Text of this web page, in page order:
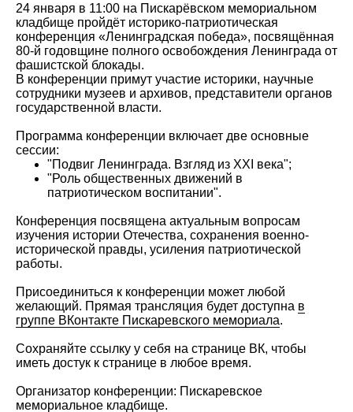
24 января в 11:00 на Пискарёвском мемориальном
кладбище пройдёт историко-патриотическая
конференция «Ленинградская победа», посвящённая
80-й годовщине полного освобождения Ленинграда от
фашистской блокады.
В конференции примут участие историки, научные
сотрудники музеев и архивов, представители органов
государственной власти.
Программа конференции включает две основные
сессии:
"Подвиг Ленинграда. Взгляд из ХХI века";
"Роль общественных движений в
патриотическом воспитании".
Конференция посвящена актуальным вопросам
изучения истории Отечества, сохранения военно-
исторической правды, усиления патриотической
работы.
Присоединиться к конференции может любой
желающий. Прямая трансляция будет доступна в
группе ВКонтакте Пискаревского мемориала.
Сохраняйте ссылку у себя на странице ВК, чтобы
иметь достук к странице в любое время.
Организатор конференции: Пискаревское
мемориальное кладбище.